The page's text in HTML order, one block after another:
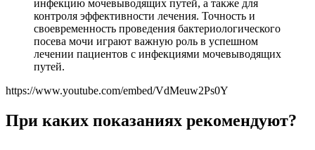
инфекцию мочевыводящих путей, а также для
контроля эффективности лечения. Точность и
своевременность проведения бактериологического
посева мочи играют важную роль в успешном
лечении пациентов с инфекциями мочевыводящих
путей.
https://www.youtube.com/embed/VdMeuw2Ps0Y
При каких показаниях рекомендуют?